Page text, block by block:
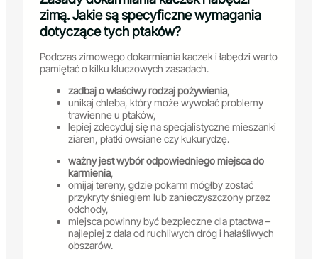
zimą. Jakie są specyficzne wymagania
dotyczące tych ptaków?
Podczas zimowego dokarmiania kaczek i łabędzi warto
pamiętać o kilku kluczowych zasadach.
zadbaj o właściwy rodzaj pożywienia,
unikaj chleba, który może wywołać problemy
trawienne u ptaków,
lepiej zdecyduj się na specjalistyczne mieszanki
ziaren, płatki owsiane czy kukurydzę.
ważny jest wybór odpowiedniego miejsca do
karmienia,
omijaj tereny, gdzie pokarm mógłby zostać
przykryty śniegiem lub zanieczyszczony przez
odchody,
miejsca powinny być bezpieczne dla ptactwa –
najlepiej z dala od ruchliwych dróg i hałaśliwych
obszarów.